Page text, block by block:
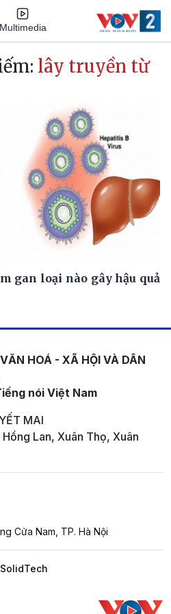
lây truyền từ
gan loại nào gây hậu quả
HOÁ - XÃ HỘI VÀ DÂN
nói Việt Nam
MAI
Lan, Xuân Thọ, Xuân
Cửa Nam, TP. Hà Nội